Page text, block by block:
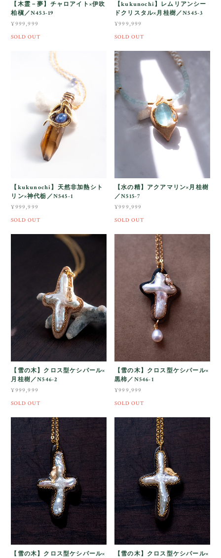
【木霊－夢】チャロアイト×伊吹
柏槇／N453-19
¥999,999
SOLD OUT
【kukunochi】レムリアンシー
ドクリスタル×月桂樹／N545-3
¥999,999
SOLD OUT
【kukunochi】天然非加熱シト
リン×神代栃／N545-1
¥999,999
SOLD OUT
【水の精】アクアマリン×月桂樹
／N515-7
¥999,999
SOLD OUT
【雪の木】クロス型ケシパール×
月桂樹／N546-2
¥999,999
SOLD OUT
【雪の木】クロス型ケシパール×
黒柿／N546-1
¥999,999
SOLD OUT
【雪の木】クロス型ケシパール×
【雪の木】クロス型ケシパール×